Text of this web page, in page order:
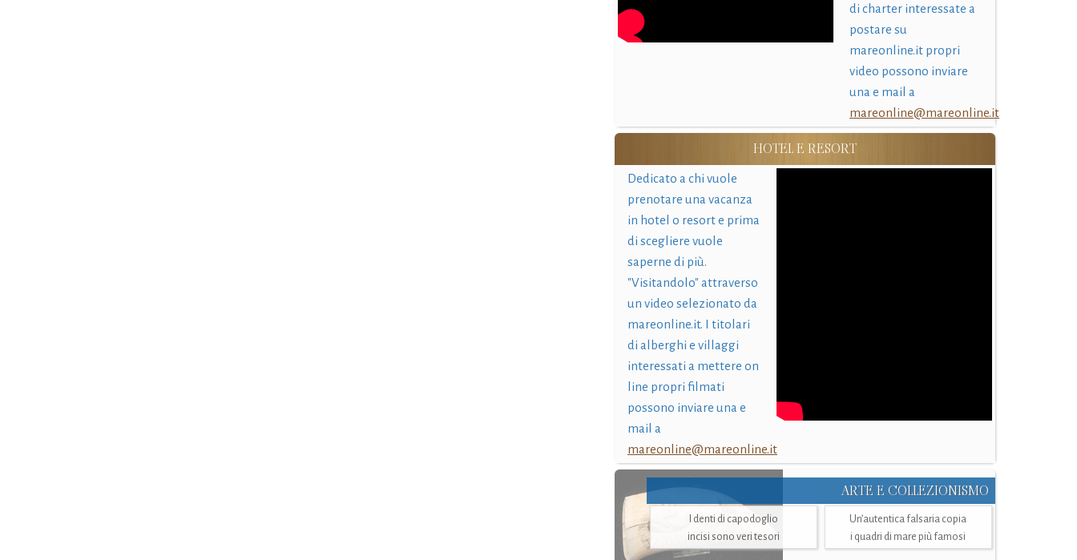
di charter interessate a
postare su
mareonline.it propri
video possono inviare
una e mail a
mareonline@mareonline.it
HOTEL E RESORT
Dedicato a chi vuole
prenotare una vacanza
in hotel o resort e prima
di scegliere vuole
saperne di più.
"Visitandolo" attraverso
un video selezionato da
mareonline.it. I titolari
di alberghi e villaggi
interessati a mettere on
line propri filmati
possono inviare una e
mail a
mareonline@mareonline.it
ARTE E COLLEZIONISMO
I denti di capodoglio
incisi sono veri tesori
Un’autentica falsaria copia
i quadri di mare più famosi